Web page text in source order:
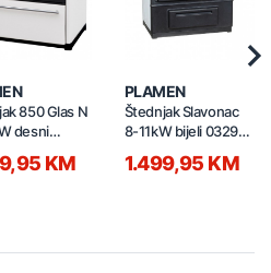
850 Glas N
desni
KM
PLAMEN
Štednjak Slavonac
8-11kW bijeli 032991
1.499,95 KM